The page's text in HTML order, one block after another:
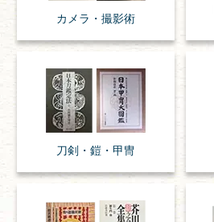
カメラ・撮影術
刀剣・ 鎧・ 甲冑